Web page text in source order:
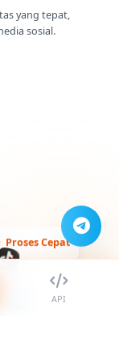
yang tepat,
sosial.
Proses Cepat
API